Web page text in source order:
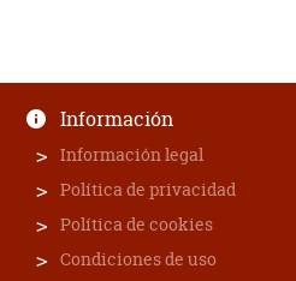
Información
Información legal
Política de privacidad
Política de cookies
Condiciones de uso